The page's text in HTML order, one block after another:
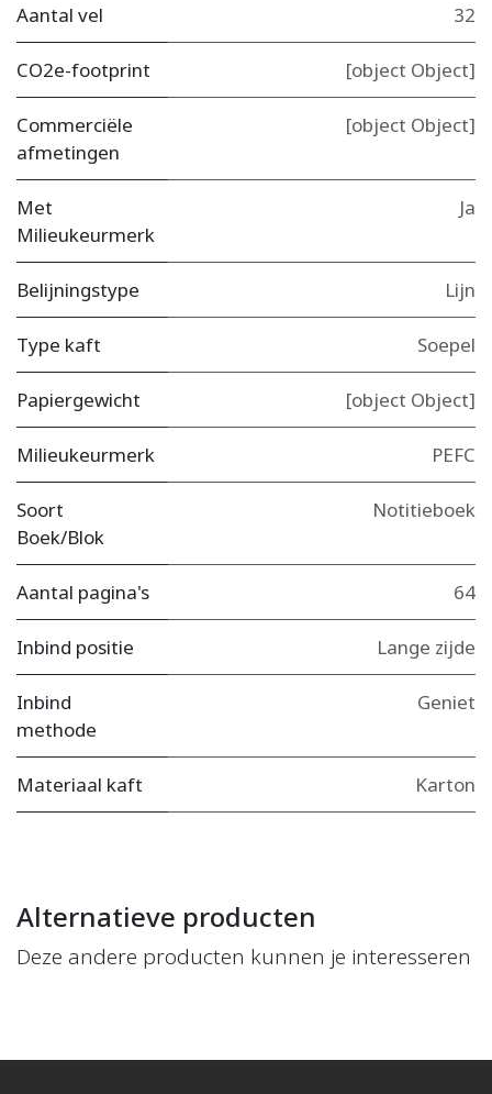
Aantal vel 32
CO2e-footprint [object Object]
Commerciële
afmetingen
[object Object]
Met
Milieukeurmerk
Ja
Belijningstype Lijn
Type kaft Soepel
Papiergewicht [object Object]
Milieukeurmerk PEFC
Soort
Boek/Blok
Notitieboek
Aantal pagina's 64
Inbind positie Lange zijde
Inbind
methode
Geniet
Materiaal kaft Karton
Alternatieve producten
Deze andere producten kunnen je interesseren